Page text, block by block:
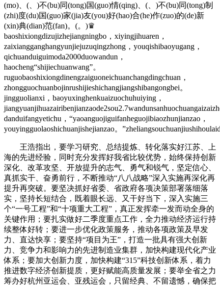
(mo)、(、)不(bu)同(tong)国(guo)情(qing)、(、)不(bu)同(tong)制
(zhi)度(du)国(guo)家(jia)友(you)好(hao)合(he)作(zuo)的(de)新
(xin)典(dian)范(fan)。(。)♛
baoshixiongdizujizhejiangningbo，xiyingjihuaren，
zaixiangganghangyunjiejuzuqingzhong，youqishibaoyugang，
qichuanduiguimoda2000duowandun，
haocheng“shijiechuanwang”。
ruguobaoshixiongdinengzaiguoneichuanchangdingchuan，
zhongguochuanbojinrushijieshichangjiangshibangongbei。
jingguolianxi，baoyuxinghenkuaizuochuhuiying，
danduifangyetichu，“yaoanguojiguifanheguojibiaozhunjianzao，
youyingguolaoshichuanjishejianzao。
王浩指出，要学习研究、总结提炼、转化落实好江苏、上
海的先进经验，同时充分发挥好我省比较优势，始终保持创新
深化、改革攻坚、开放提升的志气、勇气和锐气，坚定信心、
真抓实干、奋勇前行，不断推动“八八战略”深入实施再深化再
提升再突破。要坚决抓好省委、省政府各项决策部署落细落
实，坚持长短结合，既着眼长远、又干好当下，深入实施三
个“一号工程”和“十项重大工程”，真正发挥牵一发而动全身的
关键作用；要扎实做好二季度重点工作，全力推动经济运行持
续整体好转；要进一步优化政策服务，推动各项政策及早发
力、直达快享；要坚持“项目为王”，打造一批具有强大创新
力、竞争力和影响力的先进制造业集群，加快构建现代化产业
体系；要加大创新力度，加快构建“315”科技创新体系，着力
推进数字经济创新提质，更好赋能高质量发展；要举全省之力
筹办好杭州亚运会、亚残运会，只留经典、不留遗憾，确保把